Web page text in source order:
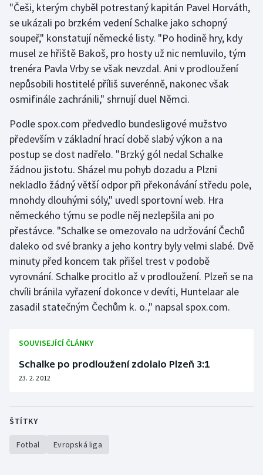
"Češi, kterým chyběl potrestaný kapitán Pavel Horváth,
se ukázali po brzkém vedení Schalke jako schopný
soupeř," konstatují německé listy. "Po hodině hry, kdy
musel ze hřiště Bakoš, pro hosty už nic nemluvilo, tým
trenéra Pavla Vrby se však nevzdal. Ani v prodloužení
nepůsobili hostitelé příliš suverénně, nakonec však
osmifinále zachránili," shrnují duel Němci.
Podle spox.com předvedlo bundesligové mužstvo
především v základní hrací době slabý výkon a na
postup se dost nadřelo. "Brzký gól nedal Schalke
žádnou jistotu. Sházel mu pohyb dozadu a Plzni
nekladlo žádný větší odpor při překonávání středu pole,
mnohdy dlouhými sóly," uvedl sportovní web. Hra
německého týmu se podle něj nezlepšila ani po
přestávce. "Schalke se omezovalo na udržování Čechů
daleko od své branky a jeho kontry byly velmi slabé. Dvě
minuty před koncem tak přišel trest v podobě
vyrovnání. Schalke procitlo až v prodloužení. Plzeň se na
chvíli bránila vyřazení dokonce v devíti, Huntelaar ale
zasadil statečným Čechům k. o.," napsal spox.com.
SOUVISEJÍCÍ ČLÁNKY
Schalke po prodloužení zdolalo Plzeň 3:1
23. 2. 2012
ŠTÍTKY
Fotbal Evropská liga